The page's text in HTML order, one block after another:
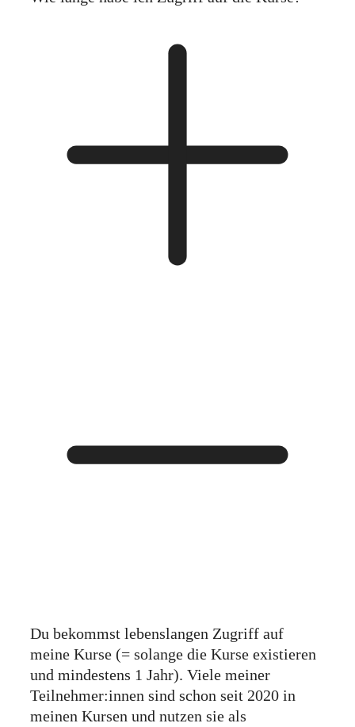
Du bekommst lebenslangen Zugriff auf
meine Kurse (= solange die Kurse existieren
und mindestens 1 Jahr). Viele meiner
Teilnehmer:innen sind schon seit 2020 in
meinen Kursen und nutzen sie als